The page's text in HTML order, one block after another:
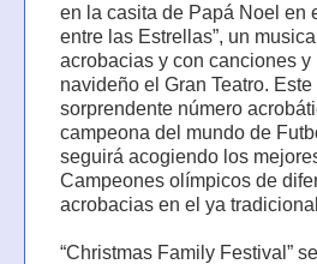
en la casita de Papá Noel en
entre las Estrellas”, un
acrobacias y con canciones
navideño el Gran Teatro.
sorprendente número
campeona del mundo de
seguirá acogiendo los
Campeones olímpicos de
acrobacias en el ya
“Christmas Family Festival”